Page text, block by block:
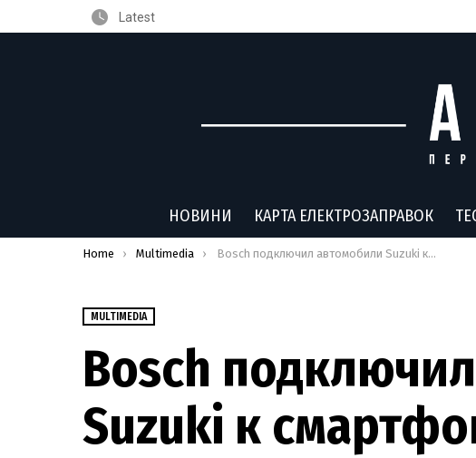
Latest
НОВИНИ КАРТА ЕЛЕКТРОЗАПРАВОК
You are here:
Home Multimedia Bosch подключил автомобили Suzuki к смартфонам
MULTIMEDIA
Bosch
Suzuki к